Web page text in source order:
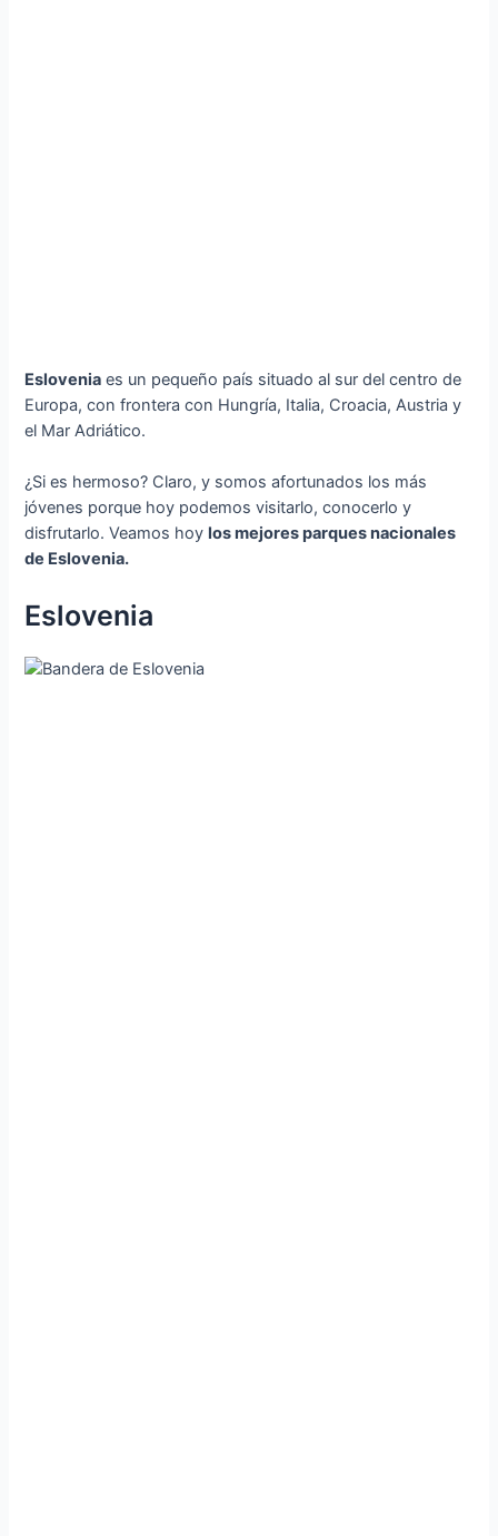
Eslovenia es un pequeño país situado al sur del centro de
Europa, con frontera con Hungría, Italia, Croacia, Austria y
el Mar Adriático.
¿Si es hermoso? Claro, y somos afortunados los más
jóvenes porque hoy podemos visitarlo, conocerlo y
disfrutarlo. Veamos hoylos mejores parques nacionales
de Eslovenia.
Eslovenia